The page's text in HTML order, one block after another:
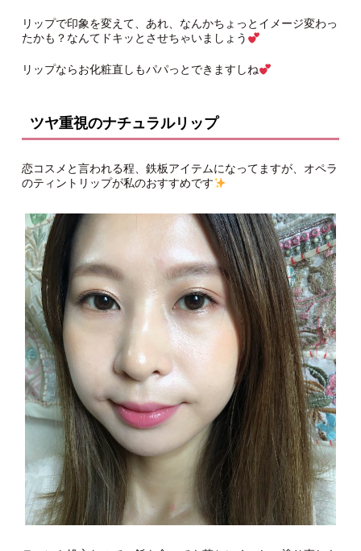
リップで印象を変えて、あれ、なんかちょっとイメージ変わっ
たかも？なんてドキッとさせちゃいましょう
リップならお化粧直しもパパっとできますしね
ツヤ重視のナチュラルリップ
恋コスメと言われる程、鉄板アイテムになってますが、オペラ
のティントリップが私のおすすめです